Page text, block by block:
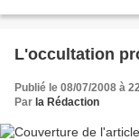
L'occultation
Publié le 08/07/2008 à
Par la Rédaction